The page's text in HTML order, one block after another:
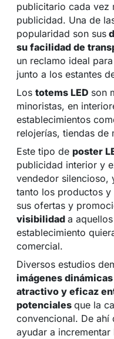
publicitario cada vez
publicidad. Una de
popularidad son sus
su facilidad de
un reclamo ideal
junto a los estantes
Los totems LED son
minoristas, en
establecimientos
relojerías, tiendas de
Este tipo de poster
publicidad interior y
vendedor silencioso,
tanto los productos
sus ofertas y
visibilidad a
establecimiento
comercial.
Diversos estudios
imágenes
atractivo y eficaz
potenciales que la
convencional. De ahí
ayudar a